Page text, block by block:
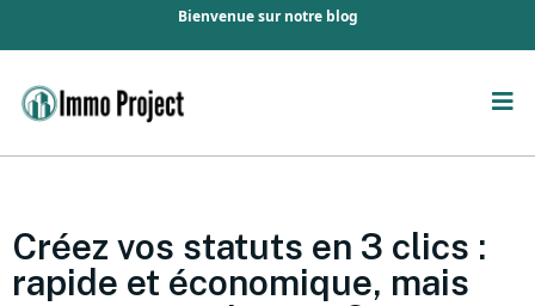
Bienvenue sur notre blog
Créez vos statuts en 3 clics :
rapide et économique, mais